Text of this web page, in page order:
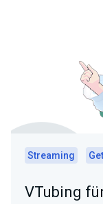
Streaming
VTubing